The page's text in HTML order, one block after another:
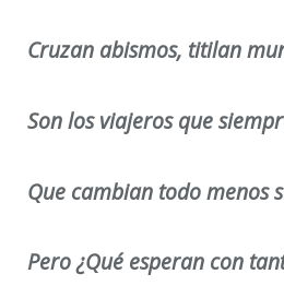
Cruzan abismos, titilan
Son los viajeros que
Que cambian todo menos
Pero ¿Qué esperan con